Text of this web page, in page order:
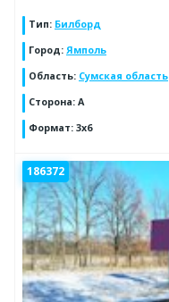
Тип: Билборд
Город: Ямполь
Область: Сумская область
Сторона: А
Формат: 3х6
186372